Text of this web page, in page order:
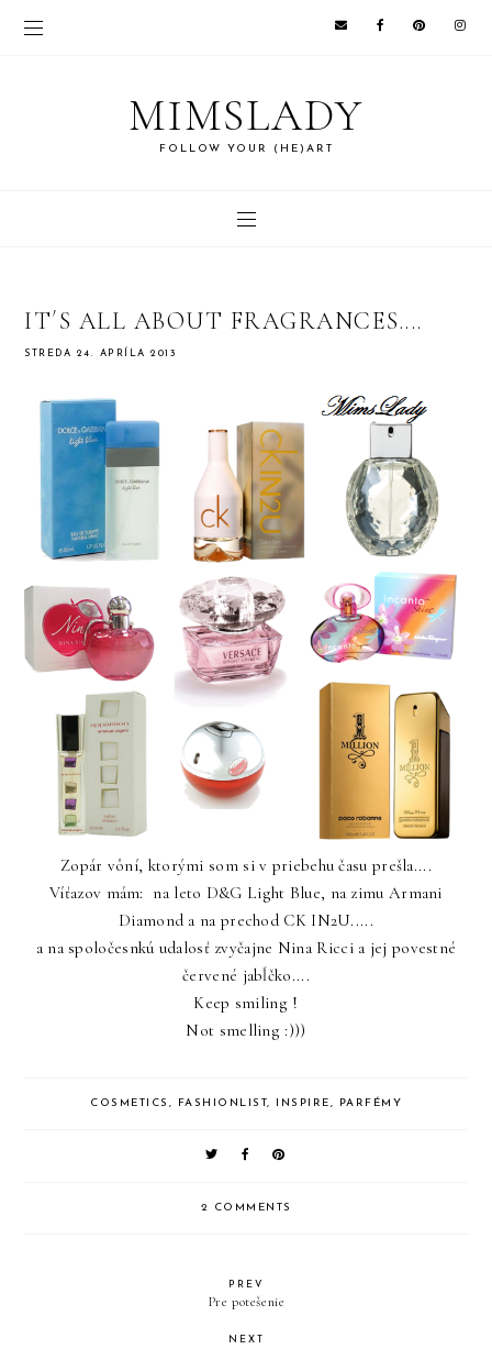
MIMSLADY
FOLLOW YOUR (HE)ART
IT´S ALL ABOUT FRAGRANCES....
STREDA 24. APRÍLA 2013
Zopár vôní, ktorými som si v priebehu času prešla....
Víťazov mám: na leto D&G Light Blue, na zimu Armani
Diamond a na prechod CK IN2U.....
a na spoločesnkú udalosť zvyčajne Nina Ricci a jej povestné
červené jabĺčko....
Keep smiling !
Not smelling :)))
COSMETICS , FASHIONLIST, INSPIRE, PARFÉMY
2 COMMENTS
PREV
Pre potešenie
NEXT